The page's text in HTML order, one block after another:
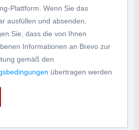
Plattform. Wenn Sie das
ausfüllen und absenden,
Sie, dass die von Ihnen
Informationen an Brevo zur
gemäß den
übertragen werden